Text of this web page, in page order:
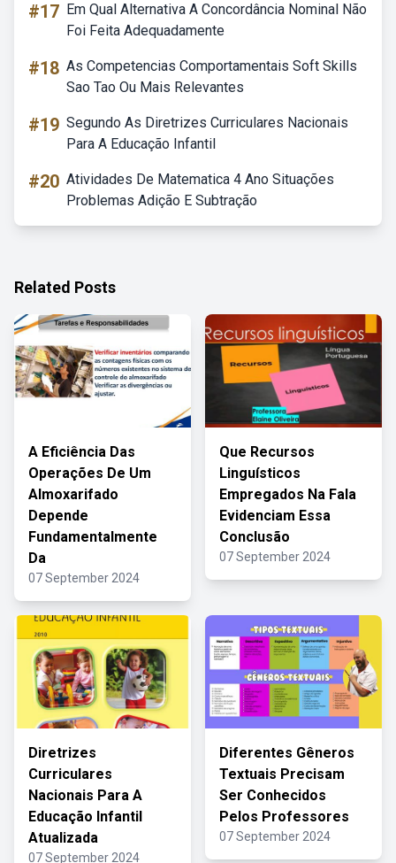
#17 Em Qual Alternativa A Concordância Nominal Não
Foi Feita Adequadamente
#18 As Competencias Comportamentais Soft Skills
Sao Tao Ou Mais Relevantes
#19 Segundo As Diretrizes Curriculares Nacionais
Para A Educação Infantil
#20 Atividades De Matematica 4 Ano Situações
Problemas Adição E Subtração
Related Posts
A Eficiência Das
Operações De Um
Almoxarifado
Depende
Fundamentalmente
Da
07 September 2024
Que Recursos
Linguísticos
Empregados Na Fala
Evidenciam Essa
Conclusão
07 September 2024
Diretrizes
Curriculares
Nacionais Para A
Educação Infantil
Atualizada
07 September 2024
Diferentes Gêneros
Textuais Precisam
Ser Conhecidos
Pelos Professores
07 September 2024